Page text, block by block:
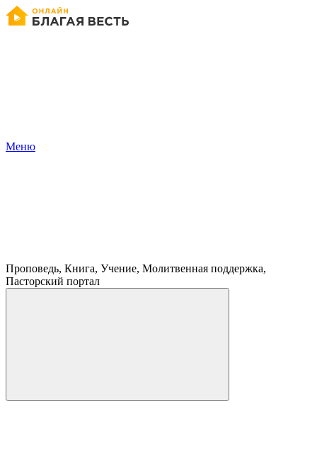
Меню
Проповедь, Книга, Учение, Молитвенная поддержка,
Пасторский портал